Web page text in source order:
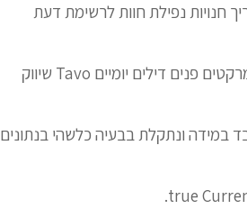
חנויות נפילת חוות לרשימת דעת
צרף חנותך פרסם ממשק יבואנים מפרסמים עולמות התוכן שלנו סופרמרקטים פנים דילים יומיים Tavo שיווק
במידה ונתקלת בבעיה כלשהי בנתונים